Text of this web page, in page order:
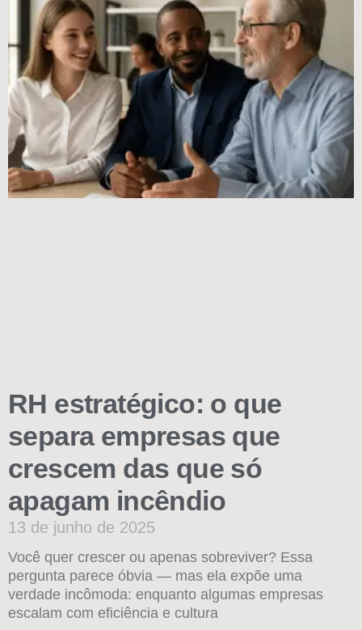
RH estratégico: o que
separa empresas que
crescem das que só
apagam incêndio
13 de junho de 2025
Você quer crescer ou apenas sobreviver? Essa
pergunta parece óbvia — mas ela expõe uma
verdade incômoda: enquanto algumas empresas
escalam com eficiência e cultura